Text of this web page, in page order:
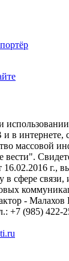
в интернете,
массовой
г.,
в сфере
-
+7 (985) 422-